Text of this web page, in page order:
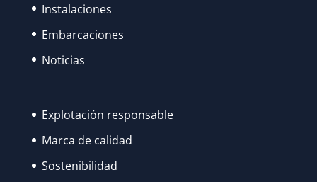
Instalaciones
Embarcaciones
Noticias
Explotación responsable
Marca de calidad
Sostenibilidad